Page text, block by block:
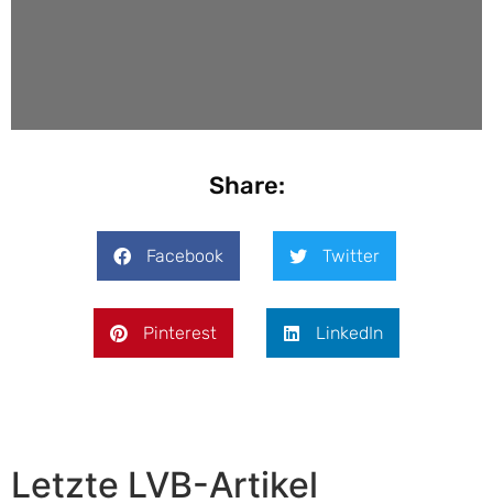
Share:
Facebook Twitter
Pinterest LinkedIn
Letzte LVB-Artikel